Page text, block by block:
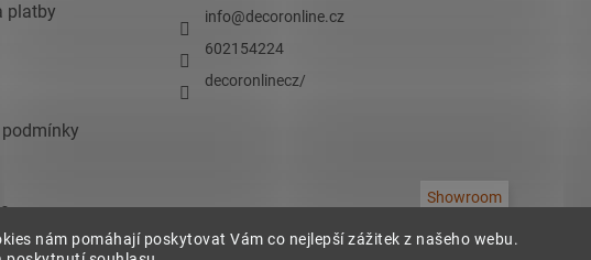
nám pomáhají poskytovat Vám co nejlepší zážitek z našeho webu.
platby
osobních
info@decoronline.cz
602154224
decoronlinecz/
Showroom